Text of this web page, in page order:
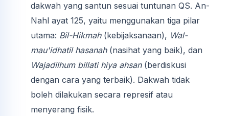
dakwah yang santun sesuai tuntunan QS. An-
Nahl ayat 125, yaitu menggunakan tiga pilar
utama: Bil-Hikmah(kebijaksanaan), Wal-
mau'idhatil hasanah(nasihat yang baik), dan
Wajadilhum billati hiya ahsan(berdiskusi
dengan cara yang terbaik). Dakwah tidak
boleh dilakukan secara represif atau
menyerang fisik.